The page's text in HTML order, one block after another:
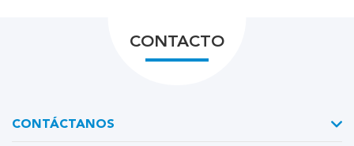
CONTACTO
CONTÁCTANOS